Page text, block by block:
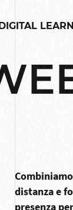
distanza e
presenza